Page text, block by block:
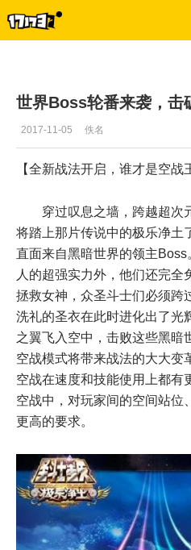
世界Boss轮番来袭，击
2017-11-05 佚名
【全新战法开启，谁才是空战
穿过叹息之墙，跨越超次
将踏上那片传说中的极乐净土
直面来自黑暗世界的领主
人的超强实力外，他们还完全
拯救女神，众圣斗士们必须跨
洗礼的圣衣在此时进化出了光
之翼飞入空中，击败这些黑暗
空战模式将带来战法的大大变
空战在速度和技能使用上都有
空战中，对玩家间的空间站位
更高的要求。